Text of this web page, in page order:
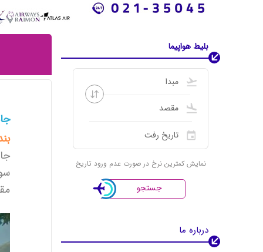
بلیط هواپیما
نمایش کمترین نرخ در صورت عدم ورود تاریخ
جستجو
درباره ما